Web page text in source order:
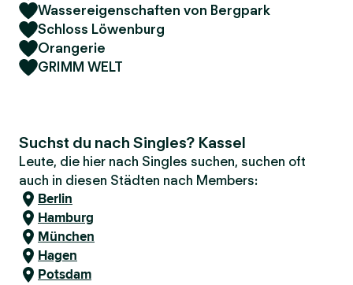
Wassereigenschaften von Bergpark
Schloss Löwenburg
Orangerie
GRIMM WELT
Suchst du nach Singles? Kassel
Leute, die hier nach Singles suchen, suchen oft
auch in diesen Städten nach Members:
Berlin
Hamburg
München
Hagen
Potsdam